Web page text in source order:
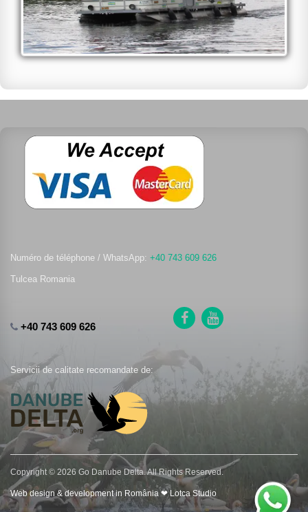
Numéro de téléphone / WhatsApp: +40 743 609 626
Tulcea Romania
+40 743 609 626
Servicii de calitate recomandate de:
Copyright © 2026 Go Danube Delta. All Rights Reserved.
Web design & development in România ❤ Lotca Studio